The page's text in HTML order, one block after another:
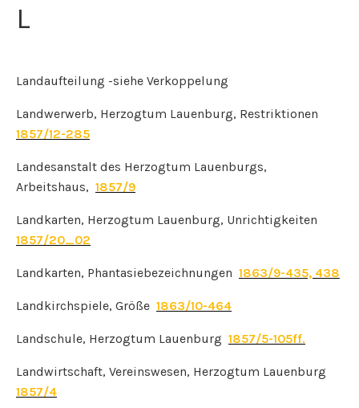
L
Landaufteilung -siehe Verkoppelung
Landwerwerb, Herzogtum Lauenburg, Restriktionen
1857/12-285
Landesanstalt des Herzogtum Lauenburgs,
Arbeitshaus, 1857/9
Landkarten, Herzogtum Lauenburg, Unrichtigkeiten
1857/20_02
Landkarten, Phantasiebezeichnungen 1863/9-435, 438
Landkirchspiele, Größe 1863/10-464
Landschule, Herzogtum Lauenburg 1857/5-105ff.
Landwirtschaft, Vereinswesen, Herzogtum Lauenburg
1857/4